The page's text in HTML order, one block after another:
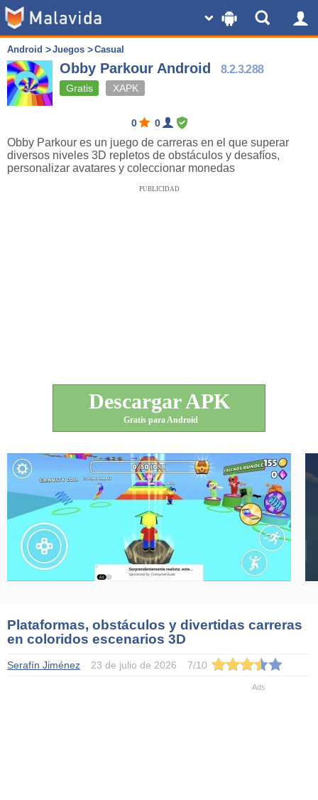
Android Juegos Casual
Obby Parkour Android 8.2.3.288
Gratis XAPK
0 0
Obby Parkour es un juego de carreras en el que superar
diversos niveles 3D repletos de obstáculos y desafíos,
personalizar avatares y coleccionar monedas
PUBLICIDAD
Descargar APK
Gratis para Android
Plataformas, obstáculos y divertidas carreras
en coloridos escenarios 3D
Serafín Jiménez 23 de julio de 2026 7/10